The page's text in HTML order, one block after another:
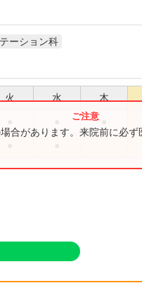
ーション科
火 水 木
合があります。来院前に必ず